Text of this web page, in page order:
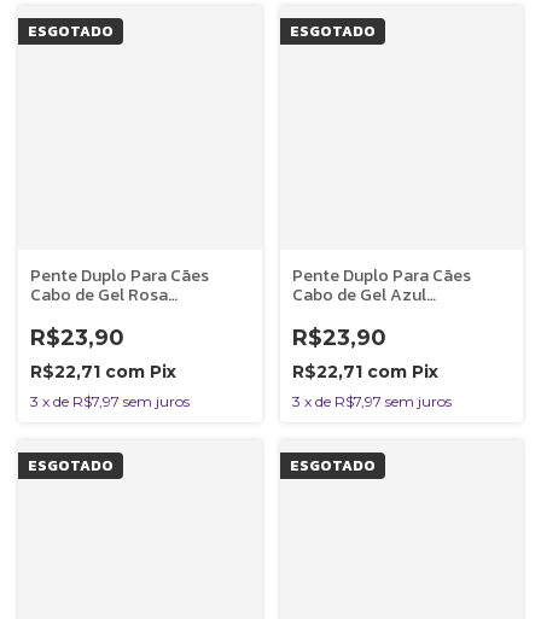
ESGOTADO
Pente Duplo Para Cães
Cabo de Gel Rosa
R$23,90
R$22,71 com Pix
3 x de R$7,97 sem juros
ESGOTADO
Pente Duplo Para Cães
Cabo de Gel Azul
R$23,90
R$22,71 com Pix
3 x de R$7,97 sem juros
ESGOTADO ESGOTADO